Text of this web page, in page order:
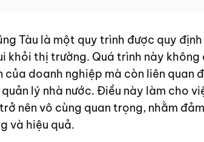
Tàu là một quy trình được quy
khỏi thị trường. Quá trình này
doanh nghiệp mà còn liên quan
lý nhà nước. Điều này làm cho
nên vô cùng quan trọng, nhằm
và hiệu quả.